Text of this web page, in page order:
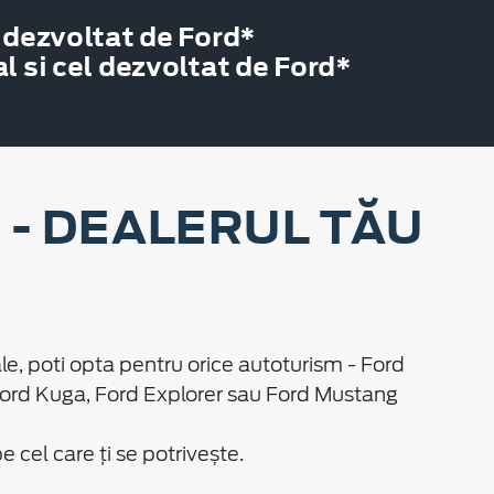
de Ford*
si cel dezvoltat de Ford*
DEALERUL TĂU
poti opta pentru orice autoturism - Ford
Kuga, Ford Explorer sau Ford Mustang
cel care ți se potrivește.